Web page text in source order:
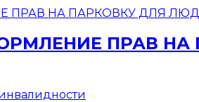
ПРАВ